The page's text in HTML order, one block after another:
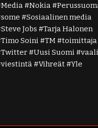
Media
Nokia
some
Sosiaalinen media
Steve Jobs
Tarja Halonen
Timo Soini
TM
toimittaja
Twitter
Uusi Suomi
viestintä
Vihreät Yle